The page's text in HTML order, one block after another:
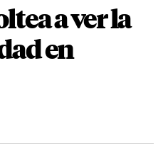
a ver la
en